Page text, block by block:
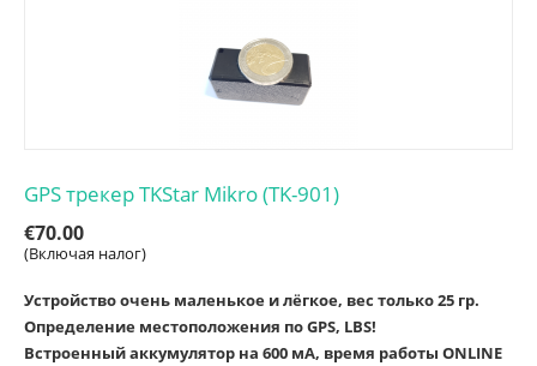
GPS трекер TKStar Mikro (TK-901)
€70.00
(Включая налог)
Устройство очень маленькое и лёгкое, вес только 25 гр.
Определение местоположения по GPS, LBS!
Встроенный аккумулятор на 600 мА, время работы ONLINE